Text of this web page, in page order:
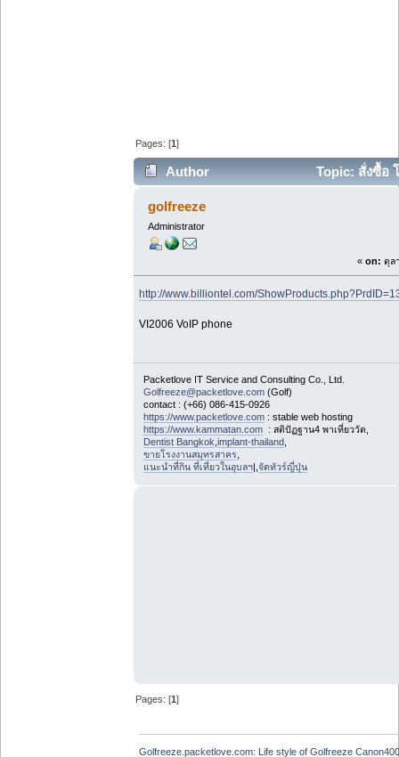
Pages: [1]
Author Topic: สั่งซื้อ
golfreeze
Administrator
« on: ตุล
http://www.billiontel.com/
VI2006 VoIP phone
Packetlove IT Service and Consulting Co., Ltd.
Golfreeze@packetlove.com(Golf)
contact : (+66) 086-415-0926
https://www.packetlove.com: stable web hosting
https://www.kammatan.com: สติปัฏฐาน4 พาเที่ยววัด,
Dentist Bangkok implant-thailand,
ขายโรงงานสมุทรสาคร,
แนะนำที่กิน ที่เที่ยวในอุบลฯ|, จัดทัวร์ญี่ปุ่น
Pages: [1]
Golfreeze.packetlove.com: Life style of Golfreeze